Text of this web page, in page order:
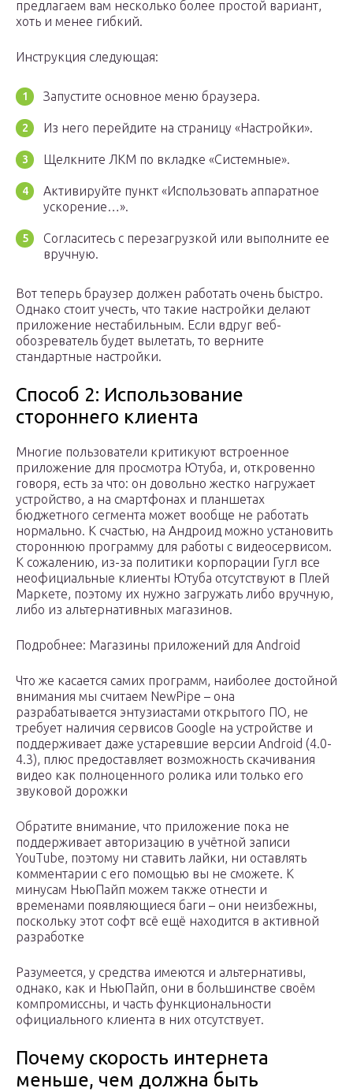
предлагаем вам несколько более простой вариант,
хоть и менее гибкий.
Инструкция следующая:
Запустите основное меню браузера.
Из него перейдите на страницу «Настройки».
Щелкните ЛКМ по вкладке «Системные».
Активируйте пункт «Использовать аппаратное
ускорение…».
Согласитесь с перезагрузкой или выполните ее
вручную.
Вот теперь браузер должен работать очень быстро.
Однако стоит учесть, что такие настройки делают
приложение нестабильным. Если вдруг веб-
обозреватель будет вылетать, то верните
стандартные настройки.
Способ 2: Использование
стороннего клиента
Многие пользователи критикуют встроенное
приложение для просмотра Ютуба, и, откровенно
говоря, есть за что: он довольно жестко нагружает
устройство, а на смартфонах и планшетах
бюджетного сегмента может вообще не работать
нормально. К счастью, на Андроид можно установить
стороннюю программу для работы с видеосервисом.
К сожалению, из-за политики корпорации Гугл все
неофициальные клиенты Ютуба отсутствуют в Плей
Маркете, поэтому их нужно загружать либо вручную,
либо из альтернативных магазинов.
Подробнее: Магазины приложений для Android
Что же касается самих программ, наиболее достойной
внимания мы считаем NewPipe – она
разрабатывается энтузиастами открытого ПО, не
требует наличия сервисов Google на устройстве и
поддерживает даже устаревшие версии Android (4.0-
4.3), плюс предоставляет возможность скачивания
видео как полноценного ролика или только его
звуковой дорожки
Обратите внимание, что приложение пока не
поддерживает авторизацию в учётной записи
YouTube, поэтому ни ставить лайки, ни оставлять
комментарии с его помощью вы не сможете. К
минусам НьюПайп можем также отнести и
временами появляющиеся баги – они неизбежны,
поскольку этот софт всё ещё находится в активной
разработке
Разумеется, у средства имеются и альтернативы,
однако, как и НьюПайп, они в большинстве своём
компромиссны, и часть функциональности
официального клиента в них отсутствует.
Почему скорость интернета
меньше, чем должна быть